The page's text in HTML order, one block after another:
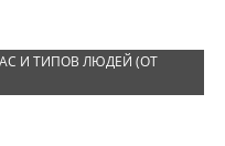
И ТИПОВ ЛЮДЕЙ (ОТ